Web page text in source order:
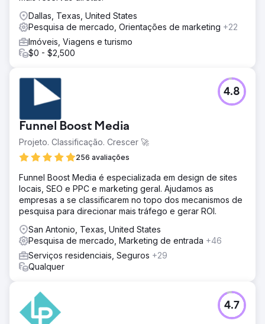
Dallas, Texas, United States
Pesquisa de mercado, Orientações de marketing +22
Imóveis, Viagens e turismo
$0 - $2,500
Funnel Boost Media
Projeto. Classificação. Crescer 🚀
256 avaliações
4.8
Funnel Boost Media é especializada em design de sites
locais, SEO e PPC e marketing geral. Ajudamos as
empresas a se classificarem no topo dos mecanismos de
pesquisa para direcionar mais tráfego e gerar ROI.
San Antonio, Texas, United States
Pesquisa de mercado, Marketing de entrada +46
Serviços residenciais, Seguros +29
Qualquer
4.7